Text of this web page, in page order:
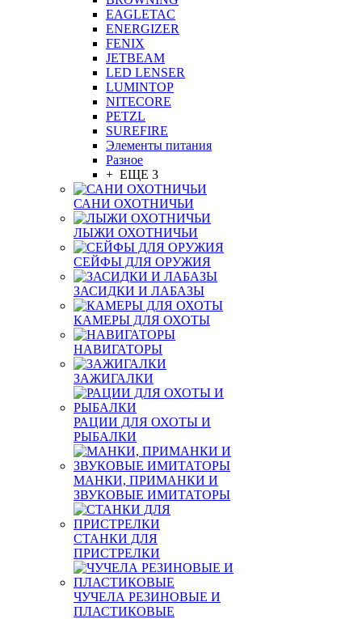
EAGLETAC
ENERGIZER
FENIX
JETBEAM
LED LENSER
LUMINTOP
NITECORE
PETZL
SUREFIRE
Элементы питания
Разное
+ ЕЩЕ 3
САНИ ОХОТНИЧЬИ
ЛЫЖИ ОХОТНИЧЬИ
СЕЙФЫ ДЛЯ ОРУЖИЯ
ЗАСИДКИ И ЛАБАЗЫ
КАМЕРЫ ДЛЯ ОХОТЫ
НАВИГАТОРЫ
ЗАЖИГАЛКИ
РАЦИИ ДЛЯ ОХОТЫ И
РЫБАЛКИ
МАНКИ, ПРИМАНКИ И
ЗВУКОВЫЕ ИМИТАТОРЫ
СТАНКИ ДЛЯ
ПРИСТРЕЛКИ
ЧУЧЕЛА РЕЗИНОВЫЕ И
ПЛАСТИКОВЫЕ